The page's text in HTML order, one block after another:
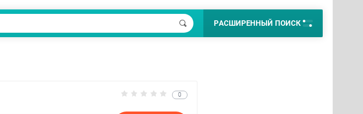
РАСШИРЕННЫЙ ПОИСК
0